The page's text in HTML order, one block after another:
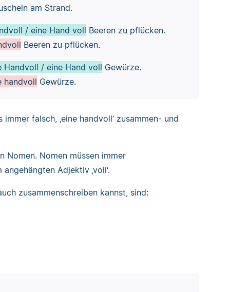
am Strand.
/ eine Hand voll Beeren zu pflücken.
Beeren zu pflücken.
Handvoll / eine Hand voll Gewürze.
handvoll Gewürze.
falsch, ‚eine handvoll‘ zusammen- und
Nomen. Nomen müssen immer
Adjektiv ‚voll‘.
zusammenschreiben kannst, sind: